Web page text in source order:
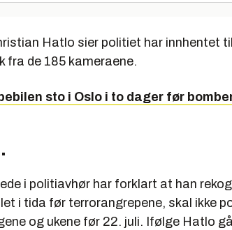
Hatlo sier politiet har innhentet
fra de 185 kameraene.
sto i Oslo i to dager før
i politiavhør har forklart at han
i tida før terrorangrepene, skal ikke
og ukene før 22. juli. Ifølge Hatlo